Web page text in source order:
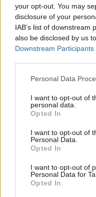
your opt-out. You may
disclosure of your
IAB’s list of downstream
also be disclosed by us
Downstream Participants
Personal Data
I want to opt-out of
personal data.
Opted In
I want to opt-out of
Personal Data.
Opted In
I want to opt-out of
Personal Data for
Opted In